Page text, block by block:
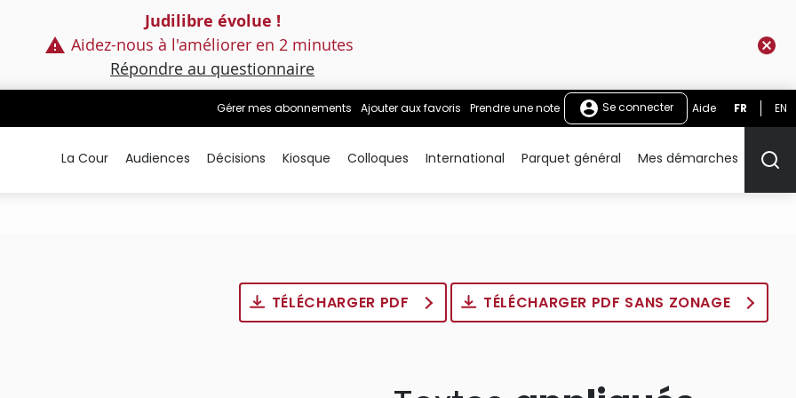
Judilibre évolue !
Aidez-nous à l'améliorer en 2 minutes
Répondre au questionnaire
Gérer mes abonnements Ajouter aux favoris Prendre une note Se connecter Aide FR EN
La Cour Audiences Décisions Kiosque Colloques International Parquet général Mes démarches
TÉLÉCHARGER PDF TÉLÉCHARGER PDF SANS ZONAGE